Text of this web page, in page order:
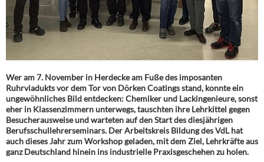
Wer am 7. November in Herdecke am Fuße des imposanten
Ruhrviadukts vor dem Tor von Dörken Coatings stand, konnte ein
ungewöhnliches Bild entdecken: Chemiker und Lackingenieure, sonst
eher in Klassenzimmern unterwegs, tauschten ihre Lehrkittel gegen
Besucherausweise und warteten auf den Start des diesjährigen
Berufsschullehrerseminars. Der Arbeitskreis Bildung des VdL hat
auch dieses Jahr zum Workshop geladen, mit dem Ziel, Lehrkräfte aus
ganz Deutschland hinein ins industrielle Praxisgeschehen zu holen.